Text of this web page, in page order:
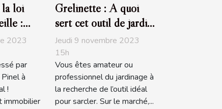
la loi
:
?
2023
par
à
!
immobilier
Grelinette : A quoi
sert cet outil de jardin
?
Jeudi 9 novembre 2023
15h
Vous êtes amateur ou
professionnel du jardinage à
la recherche de l’outil idéal
pour sarcler. Sur le marché,...